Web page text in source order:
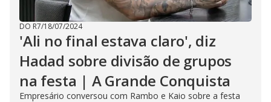
DO R7/18/07/2024
'Ali no final estava claro', diz
Hadad sobre divisão de grupos
na festa | A Grande Conquista
Empresário conversou com Rambo e Kaio sobre a festa